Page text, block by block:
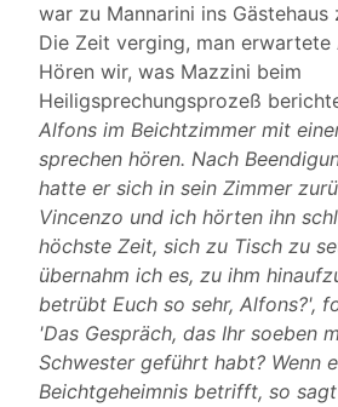
war zu Mannarini ins
Die Zeit verging, man erwartete
Hören wir, was Mazzini beim
Heiligsprechungsprozeß
Alfons im Beichtzimmer mit
sprechen hören. Nach
hatte er sich in sein Zimmer
Vincenzo und ich hörten ihn
höchste Zeit, sich zu Tisch zu
übernahm ich es, zu ihm
betrübt Euch so sehr, Alfons?',
'Das Gespräch, das Ihr soeben
Schwester geführt habt? Wenn
Beichtgeheimnis betrifft, so